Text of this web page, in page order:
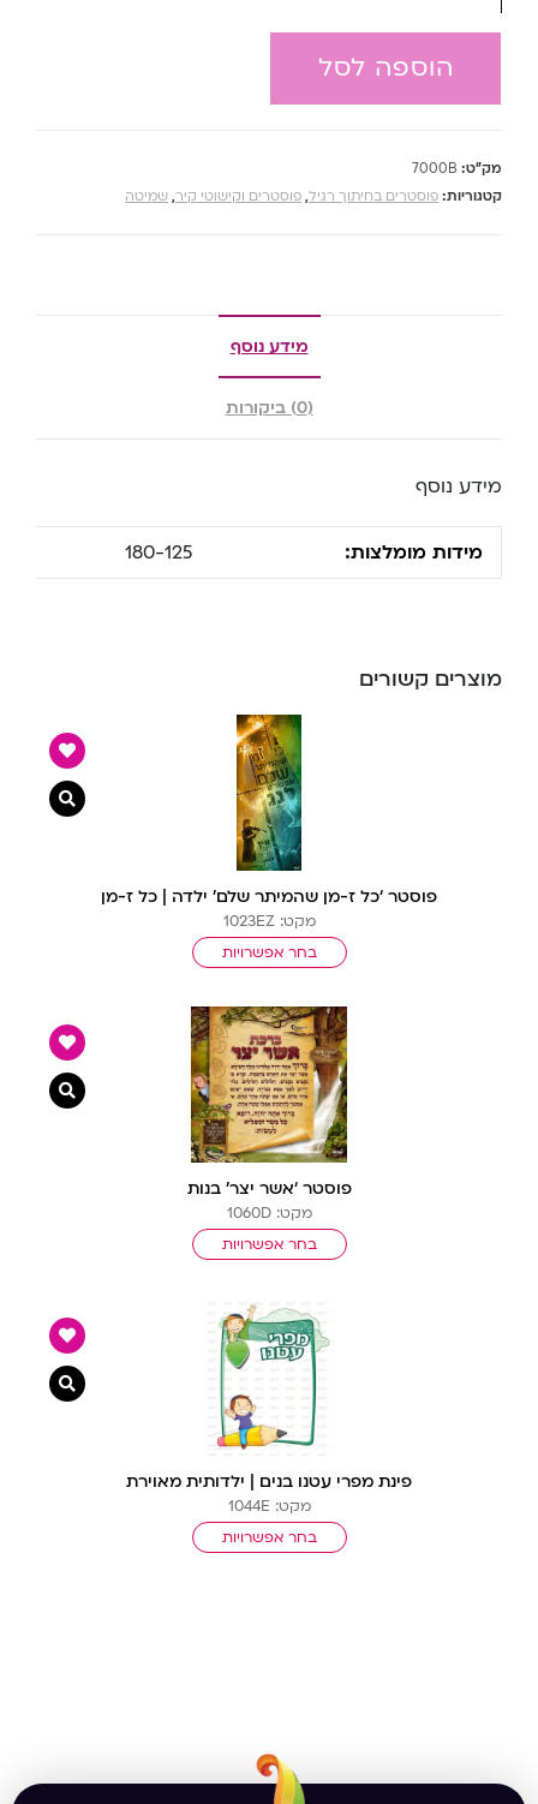
הוספה לסל
מק"ט: 7000B
קטגוריות: פוסטרים בחיתוך רגיל, פוסטרים וקישוטי קיר, שמיטה
מידע נוסף
(0) ביקורות
מידע נוסף
מידות מומלצות: 180-125
מוצרים קשורים
פוסטר ‘כל ז-מן שהמיתר שלם’ ילדה | כל ז-מן
מקט: 1023EZ
בחר אפשרויות
צפייה
פוסטר ‘אשר יצר’ בנות
מקט: 1060D
בחר אפשרויות
צפייה
פינת מפרי עטנו בנים | ילדותית מאוירת
מקט: 1044E
בחר אפשרויות
צפייה